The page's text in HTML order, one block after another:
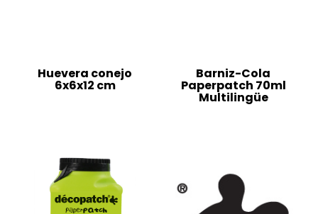
Huevera conejo
6x6x12 cm
Barniz-Cola
Paperpatch 70ml
Multilingüe